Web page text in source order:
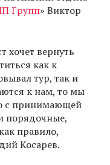
Групп» Виктор
хочет вернуть
как к
тур, так и
к нам, то мы
с принимающей
порядочные,
правило,
Косарев.